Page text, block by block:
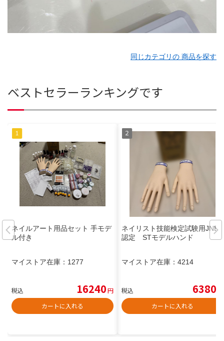
同じカテゴリの 商品を探す
ベストセラーランキングです
ネイルアート用品セット 手モデ
ル付き
マイストア在庫： 1277
税込 16240円
カートに入れる
ネイリスト技能検定試験用JNEC
認定 STモデルハンド
マイストア在庫： 4214
税込 6380
カートに入れる